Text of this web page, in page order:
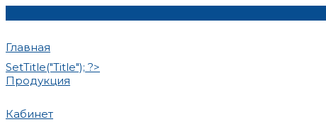
Главная
SetTitle("Title"); ?>
Продукция
Кабинет